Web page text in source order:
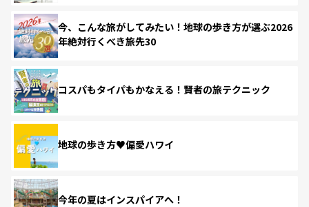
今、こんな旅がしてみたい！地球の歩き方が選ぶ2026
年絶対行くべき旅先30
コスパもタイパもかなえる！賢者の旅テクニック
地球の歩き方♥偏愛ハワイ
今年の夏はインスパイアへ！